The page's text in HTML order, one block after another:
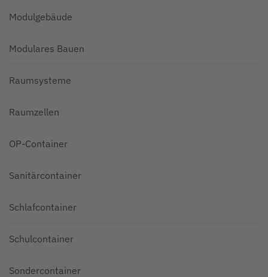
Modulgebäude
Modulares Bauen
Raumsysteme
Raumzellen
OP-Container
Sanitärcontainer
Schlafcontainer
Schulcontainer
Sondercontainer